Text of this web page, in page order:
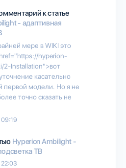
к статье
- адаптивная
мере в WIKI это
hyperion-
2-Installation">вот
касательно
первой модели. Но я не
точно сказать не
Hyperion Ambilight -
ТВ